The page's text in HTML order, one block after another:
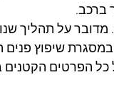
ברכב.
מדובר על תהליך
שיפוץ פנים
כל הפרטים הקטנים